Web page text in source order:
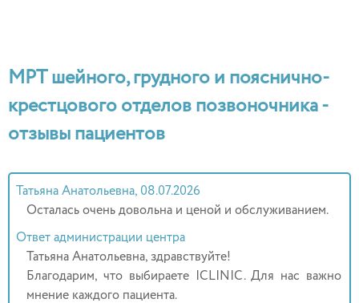
МРТ шейного, грудного и пояснично-
крестцового отделов позвоночника -
отзывы пациентов
Татьяна Анатольевна, 08.07.2026
Осталась очень довольна и ценой и обслуживанием.
Ответ администрации центра
Татьяна Анатольевна, здравствуйте!
Благодарим, что выбираете ICLINIC. Для нас важно
мнение каждого пациента.